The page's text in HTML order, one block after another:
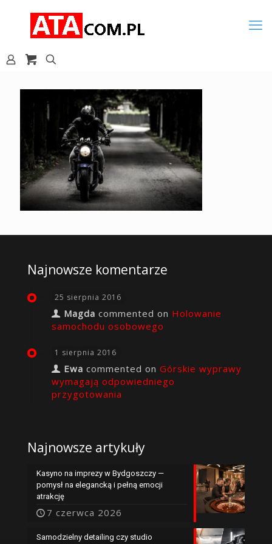
Najnowsze komentarze
25 sierpnia 2016
Magda commented on Holowanie
samochodu osobowego
1 sierpnia 2016
Ewa commented on Górskie wyprawy
wymagają odpowiedniego
przygotowania
Najnowsze artykuły
Kasyno na imprezy w Bydgoszczy —
pomysł na elegancką i pełną emocji
atrakcję
7 czerwca 2026
Samodzielny detailing czy studio